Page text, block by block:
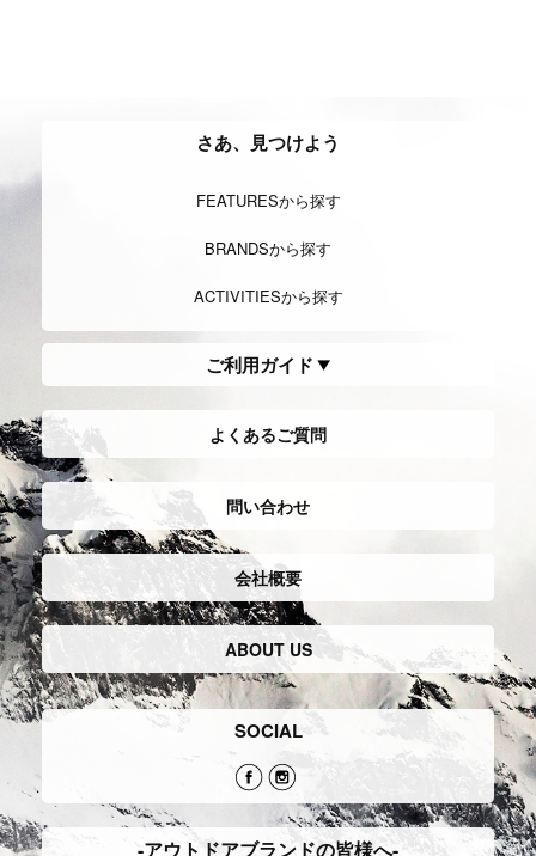
さあ、見つけよう
FEATURESから探す
BRANDSから探す
ACTIVITIESから探す
ご利用ガイド
よくあるご質問
問い合わせ
会社概要
ABOUT US
SOCIAL
-アウトドアブランドの皆様へ-